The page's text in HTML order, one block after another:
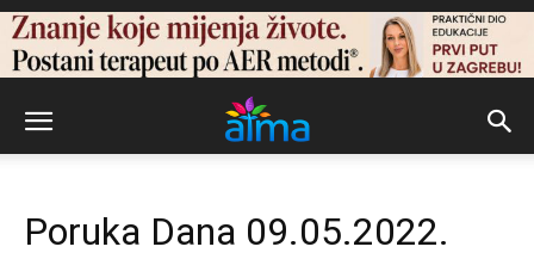
Poruka Dana 09.05.2022.